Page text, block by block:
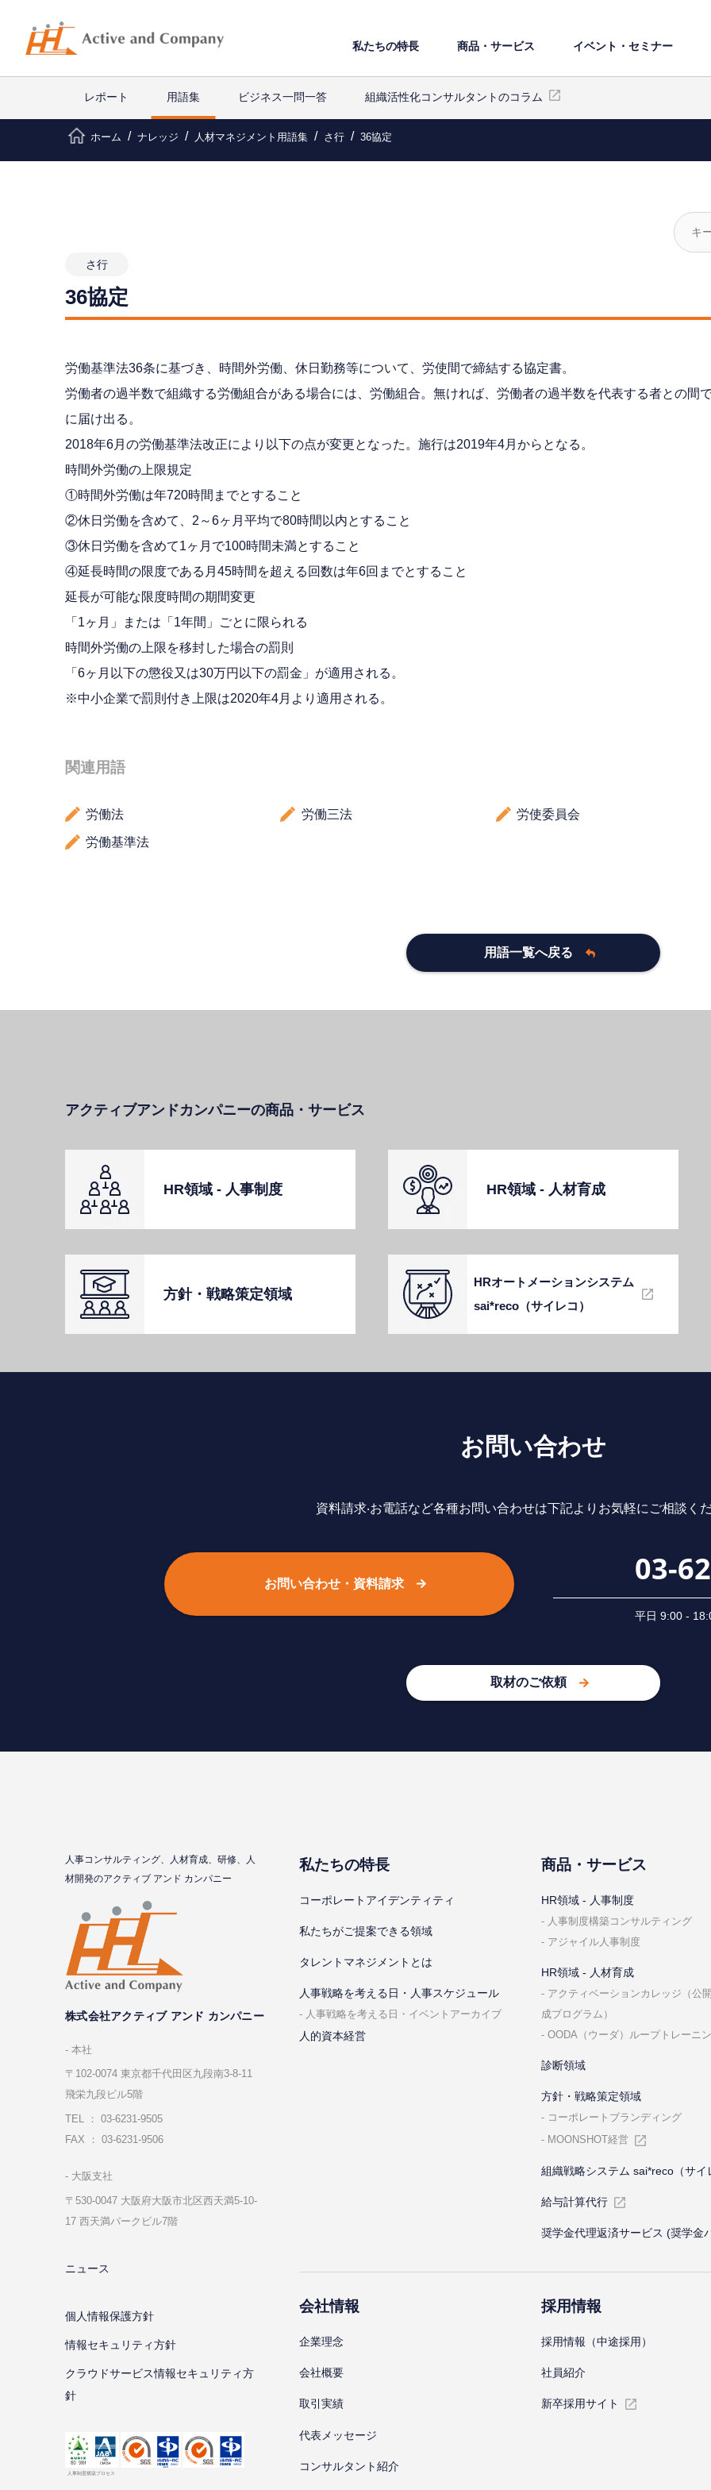
私たちの特⻑ 商品・サービス イベント・セミナー
レポート 用語集 ビジネス一問一答 組織活性化コンサルタントのコラム
ホーム ナレッジ 人材マネジメント用語集 さ行 36協定
さ行
36協定
労働基準法36条に基づき、時間外労働、休日勤務等について、労使間で締結する協定書。
労働者の過半数で組織する労働組合がある場合には、労働組合。無ければ、労働者の過半数を代表する者との間
に届け出る。
2018年6月の労働基準法改正により以下の点が変更となった。施行は2019年4月からとなる。
時間外労働の上限規定
①時間外労働は年720時間までとすること
②休日労働を含めて、2～6ヶ月平均で80時間以内とすること
③休日労働を含めて1ヶ月で100時間未満とすること
④延長時間の限度である月45時間を超える回数は年6回までとすること
延長が可能な限度時間の期間変更
「1ヶ月」または「1年間」ごとに限られる
時間外労働の上限を移封した場合の罰則
「6ヶ月以下の懲役又は30万円以下の罰金」が適用される。
※中小企業で罰則付き上限は2020年4月より適用される。
関連用語
労働法 労働三法 労使委員会
労働基準法
用語一覧へ戻る
アクティブアンドカンパニーの商品・サービス
HR領域 - ⼈事制度 HR領域 - ⼈材育成
⽅針・戦略策定領域
HRオートメーションシステム
sai*reco（サイレコ）
お問い合わせ
資料請求‧お電話など各種お問い合わせは下記よりお気軽にご相談くだ
お問い合わせ・資料請求 03-
平⽇ 9:00 -
取材のご依頼
⼈事コンサルティング、⼈材育成、研修、⼈
材開発のアクティブ アンド カンパニー
株式会社アクティブ アンド カンパニー
本社
〒102-0074 東京都千代⽥区九段南3-8-11
飛栄九段ビル5階
TEL ： 03-6231-9505
FAX ： 03-6231-9506
⼤阪⽀社
〒530-0047 ⼤阪府⼤阪市北区⻄天満5-10-
17 ⻄天満パークビル7階
ニュース
個⼈情報保護⽅針
情報セキュリティ⽅針
クラウドサービス情報セキュリティ方
針
私たちの特⻑
コーポレートアイデンティティ
私たちがご提案できる領域
タレントマネジメントとは
⼈事戦略を考える⽇・⼈事スケジュール
⼈事戦略を考える⽇・イベントアーカイブ
人的資本経営
商品・サービス
HR領域 - ⼈事制度
⼈事制度構築コンサルティング
アジャイル⼈事制度
HR領域 - ⼈材育成
アクティベーションカレッジ（公
成プログラム）
OODA（ウーダ）ループトレーニ
診断領域
⽅針・戦略策定領域
コーポレートブランディング
MOONSHOT経営
組織戦略システム sai*reco（サイ
給与計算代⾏
奨学金代理返済サービス (奨学金
会社情報
企業理念
会社概要
取引実績
代表メッセージ
コンサルタント紹介
採⽤情報
採⽤情報（中途採⽤）
社員紹介
新卒採⽤サイト